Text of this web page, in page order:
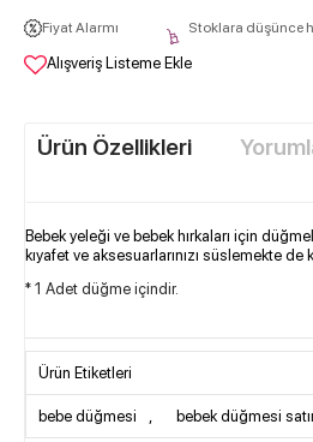
Fiyat Alarmı Stoklara düşünce
Alışveriş Listeme Ekle
Ürün Özellikleri
Bebek yeleği ve bebek hırkaları için
kıyafet ve aksesuarlarınızı süslemekte
* 1 Adet düğme içindir.
Ürün Etiketleri
bebe düğmesi , bebek düğmesi